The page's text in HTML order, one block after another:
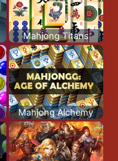
Mahjong Titans
Mahjong Alchemy